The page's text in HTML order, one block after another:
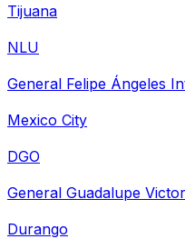
Tijuana
NLU
General Felipe Ángeles
Mexico City
DGO
General Guadalupe
Durango